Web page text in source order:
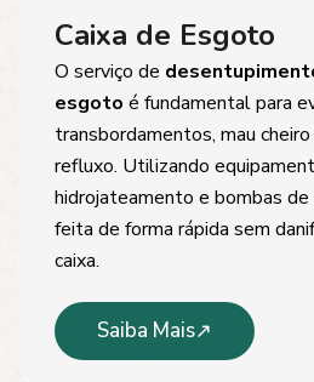
Caixa de Esgoto
O serviço de
esgoto é fundamental para
transbordamentos, mau
refluxo. Utilizando
hidrojateamento e bombas de
feita de forma rápida sem
caixa.
Saiba Mais